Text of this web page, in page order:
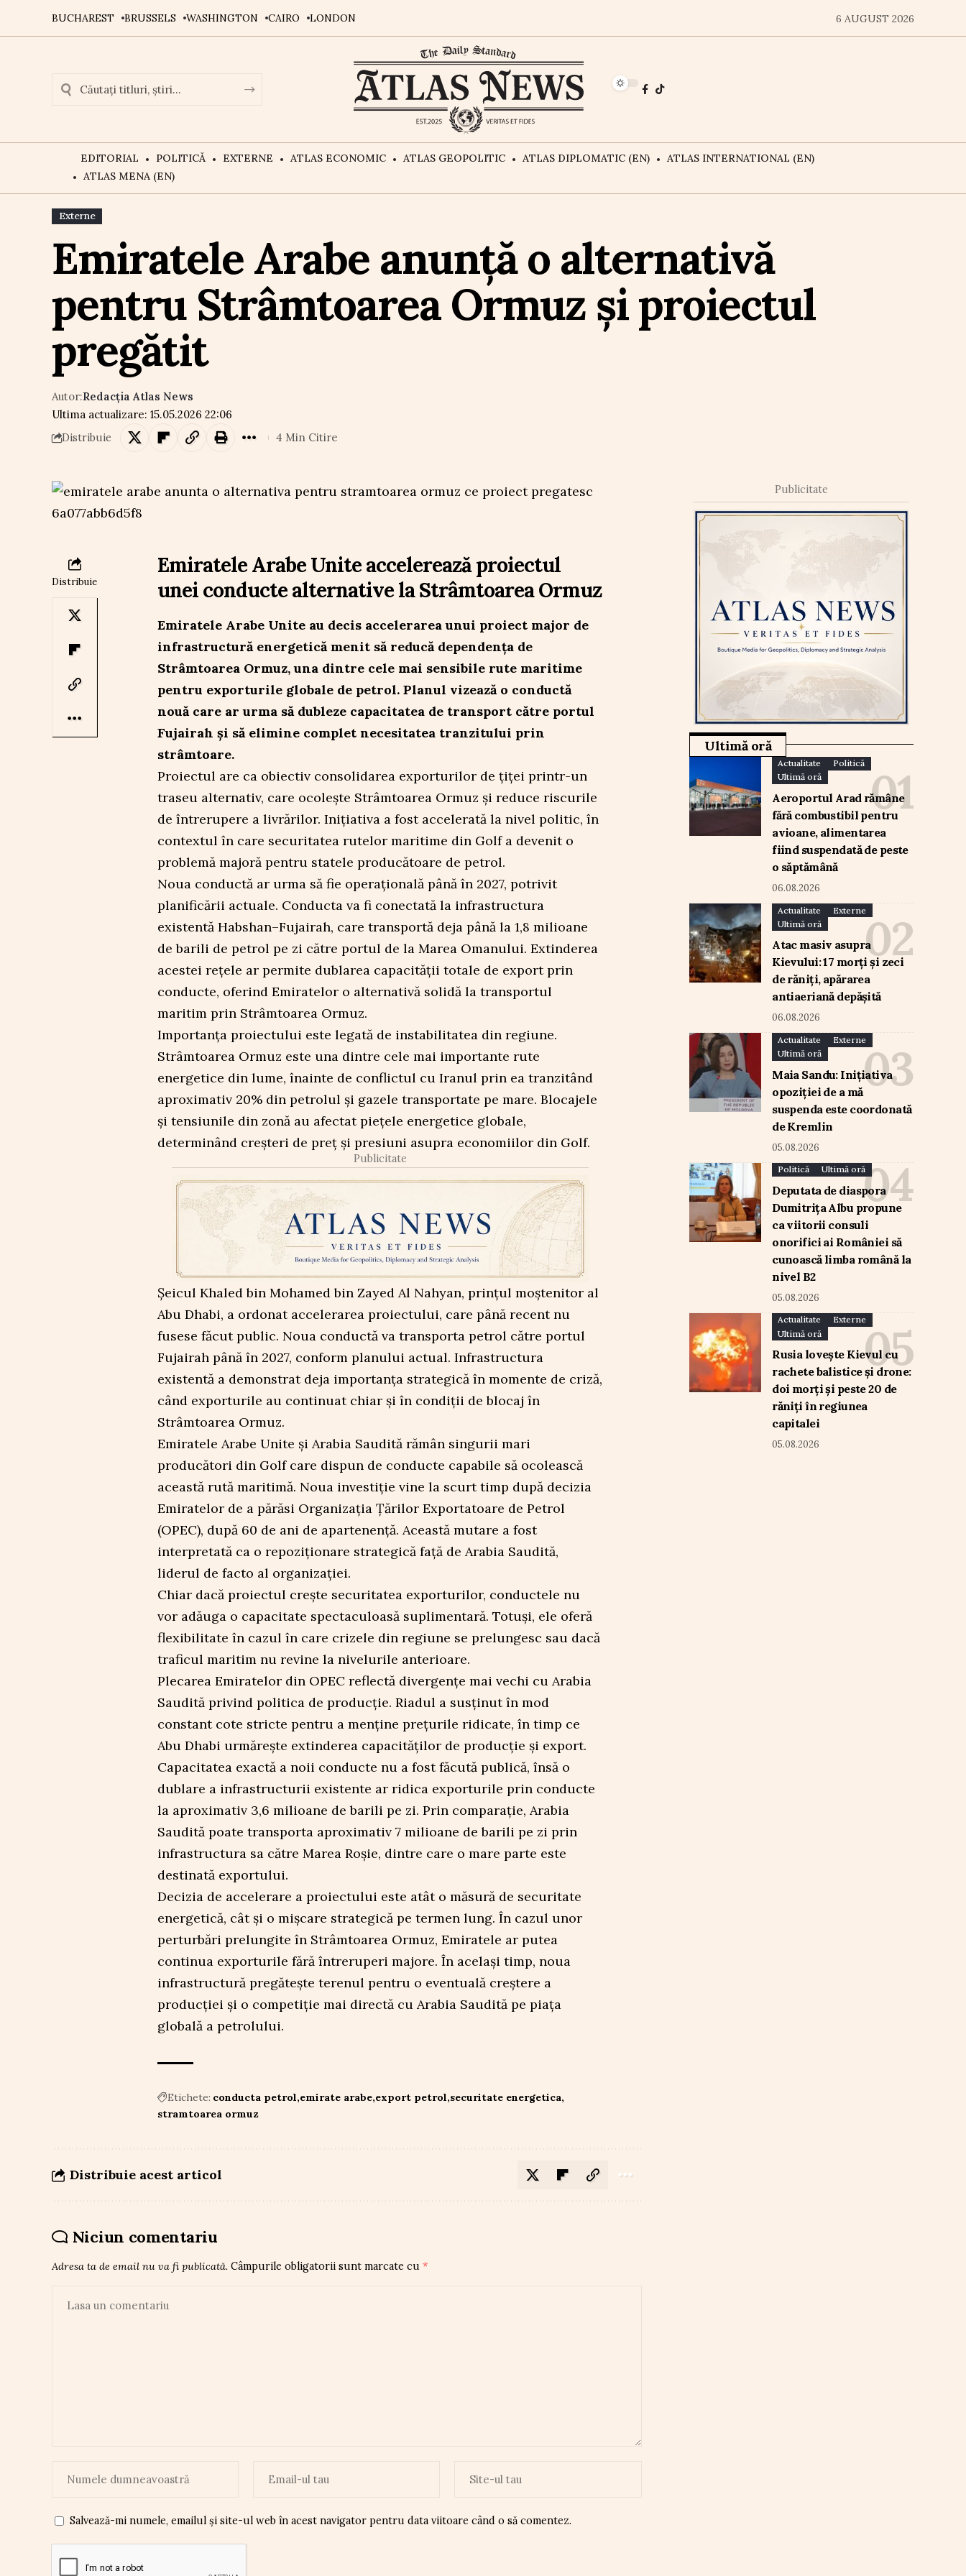
BUCHAREST BRUSSELS WASHINGTON CAIRO LONDON 6 AUGUST 2026
EDITORIAL POLITICĂ EXTERNE ATLAS ECONOMIC ATLAS GEOPOLITIC ATLAS DIPLOMATIC (EN)
ATLAS INTERNATIONAL (EN)
ATLAS MENA (EN)
Externe
Emiratele Arabe anunță o alternativă
pentru Strâmtoarea Ormuz și proiectul
pregătit
Ultima actualizare: 15.05.2026 22:06
Autor:Redacția Atlas News
Distribuie 4 Min Citire
Distribuie
Emiratele Arabe Unite accelerează proiectul
unei conducte alternative la Strâmtoarea Ormuz
Emiratele Arabe Unite au decis accelerarea unui proiect major de
infrastructură energetică menit să reducă dependența de
Strâmtoarea Ormuz, una dintre cele mai sensibile rute maritime
pentru exporturile globale de petrol. Planul vizează o conductă
nouă care ar urma să dubleze capacitatea de transport către portul
Fujairah și să elimine complet necesitatea tranzitului prin
strâmtoare.
Proiectul are ca obiectiv consolidarea exporturilor de țiței printr-un
traseu alternativ, care ocolește Strâmtoarea Ormuz și reduce riscurile
de întrerupere a livrărilor. Inițiativa a fost accelerată la nivel politic, în
contextul în care securitatea rutelor maritime din Golf a devenit o
problemă majoră pentru statele producătoare de petrol.
Noua conductă ar urma să fie operațională până în 2027, potrivit
planificării actuale. Conducta va fi conectată la infrastructura
existentă Habshan–Fujairah, care transportă deja până la 1,8 milioane
de barili de petrol pe zi către portul de la Marea Omanului. Extinderea
acestei rețele ar permite dublarea capacității totale de export prin
conducte, oferind Emiratelor o alternativă solidă la transportul
maritim prin Strâmtoarea Ormuz.
Importanța proiectului este legată de instabilitatea din regiune.
Strâmtoarea Ormuz este una dintre cele mai importante rute
energetice din lume, înainte de conflictul cu Iranul prin ea tranzitând
aproximativ 20% din petrolul și gazele transportate pe mare. Blocajele
și tensiunile din zonă au afectat piețele energetice globale,
determinând creșteri de preț și presiuni asupra economiilor din Golf.
Publicitate
Șeicul Khaled bin Mohamed bin Zayed Al Nahyan, prințul moștenitor al
Abu Dhabi, a ordonat accelerarea proiectului, care până recent nu
fusese făcut public. Noua conductă va transporta petrol către portul
Fujairah până în 2027, conform planului actual. Infrastructura
existentă a demonstrat deja importanța strategică în momente de criză,
când exporturile au continuat chiar și în condiții de blocaj în
Strâmtoarea Ormuz.
Emiratele Arabe Unite și Arabia Saudită rămân singurii mari
producători din Golf care dispun de conducte capabile să ocolească
această rută maritimă. Noua investiție vine la scurt timp după decizia
Emiratelor de a părăsi Organizația Țărilor Exportatoare de Petrol
(OPEC), după 60 de ani de apartenență. Această mutare a fost
interpretată ca o repoziționare strategică față de Arabia Saudită,
liderul de facto al organizației.
Chiar dacă proiectul crește securitatea exporturilor, conductele nu
vor adăuga o capacitate spectaculoasă suplimentară. Totuși, ele oferă
flexibilitate în cazul în care crizele din regiune se prelungesc sau dacă
traficul maritim nu revine la nivelurile anterioare.
Plecarea Emiratelor din OPEC reflectă divergențe mai vechi cu Arabia
Saudită privind politica de producție. Riadul a susținut în mod
constant cote stricte pentru a menține prețurile ridicate, în timp ce
Abu Dhabi urmărește extinderea capacităților de producție și export.
Capacitatea exactă a noii conducte nu a fost făcută publică, însă o
dublare a infrastructurii existente ar ridica exporturile prin conducte
la aproximativ 3,6 milioane de barili pe zi. Prin comparație, Arabia
Saudită poate transporta aproximativ 7 milioane de barili pe zi prin
infrastructura sa către Marea Roșie, dintre care o mare parte este
destinată exportului.
Decizia de accelerare a proiectului este atât o măsură de securitate
energetică, cât și o mișcare strategică pe termen lung. În cazul unor
perturbări prelungite în Strâmtoarea Ormuz, Emiratele ar putea
continua exporturile fără întreruperi majore. În același timp, noua
infrastructură pregătește terenul pentru o eventuală creștere a
producției și o competiție mai directă cu Arabia Saudită pe piața
globală a petrolului.
Etichete: conducta petrol emirate arabe export petrol securitate energetica
stramtoarea ormuz
Distribuie acest articol
Niciun comentariu
Adresa ta de email nu va fi publicată. Câmpurile obligatorii sunt marcate cu *
Salvează-mi numele, emailul și site-ul web în acest navigator pentru data viitoare când o să comentez.
Publicitate
Ultimă oră
Actualitate
Politică
Ultimă oră
Aeroportul Arad rămâne
fără combustibil pentru
avioane, alimentarea
fiind suspendată de peste
o săptămână
06.08.2026
Actualitate
Externe
Ultimă oră
Atac masiv asupra
Kievului: 17 morți și zeci
de răniți, apărarea
antiaeriană depășită
06.08.2026
Actualitate
Externe
Ultimă oră
Maia Sandu: Inițiativa
opoziției de a mă
suspenda este coordonată
de Kremlin
05.08.2026
Politică Ultimă oră
Deputata de diaspora
Dumitrița Albu propune
ca viitorii consuli
onorifici ai României să
cunoască limba română la
nivel B2
05.08.2026
Actualitate
Externe
Ultimă oră
Rusia lovește Kievul cu
rachete balistice și drone:
doi morți și peste 20 de
răniți în regiunea
capitalei
05.08.2026